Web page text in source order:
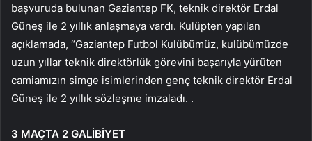
başvuruda bulunan Gaziantep FK, teknik direktör Erdal
Güneş ile 2 yıllık anlaşmaya vardı. Kulüpten yapılan
açıklamada, “Gaziantep Futbol Kulübümüz, kulübümüzde
uzun yıllar teknik direktörlük görevini başarıyla yürüten
camiamızın simge isimlerinden genç teknik direktör Erdal
Güneş ile 2 yıllık sözleşme imzaladı. .
3 MAÇTA 2 GALİBİYET